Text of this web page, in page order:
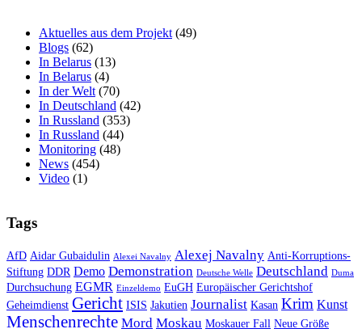
Aktuelles aus dem Projekt (49)
Blogs (62)
In Belarus (13)
In Belarus (4)
In der Welt (70)
In Deutschland (42)
In Russland (353)
In Russland (44)
Monitoring (48)
News (454)
Video (1)
Tags
AfD Aidar Gubaidulin Alexei Navalny Alexej Navalny Anti-Korruptions-
Stiftung DDR Demo Demonstration Deutsche Welle Deutschland Duma
Durchsuchung EGMR Einzeldemo EuGH Europäischer Gerichtshof
Geheimdienst Gericht ISIS Jakutien Journalist Kasan Krim Kunst
Menschenrechte Mord Moskau Moskauer Fall Neue Größe